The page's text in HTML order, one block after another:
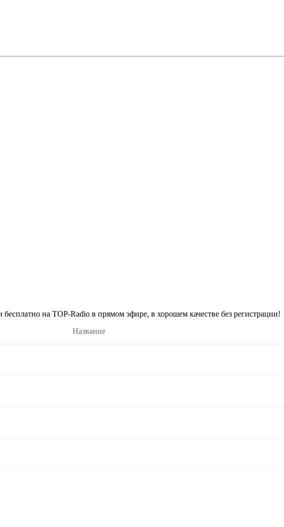
на TOP-Radio в прямом эфире, в хорошем качестве без регистрации!
Название